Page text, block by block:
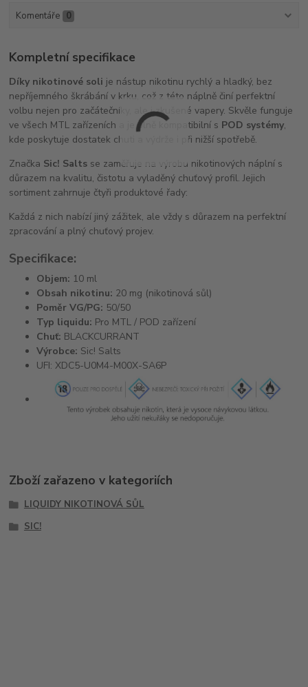
Komentáře 0
Kompletní specifikace
Díky nikotinové soli je nástup nikotinu rychlý a hladký, bez
nepříjemného škrábání v krku, což z této náplně činí perfektní
volbu nejen pro začátečníky, ale i zkušené vapery. Skvěle funguje
ve všech MTL zařízeních a je plně kompatibilní s POD systémy,
kde poskytuje dostatek chuti a výdrže i při nižší spotřebě.
Značka Sic! Salts se zaměřuje na výrobu nikotinových náplní s
důrazem na kvalitu, čistotu a vyladěný chuťový profil. Jejich
sortiment zahrnuje čtyři produktové řady:
Každá z nich nabízí jiný zážitek, ale vždy s důrazem na perfektní
zpracování a plný chuťový projev.
Specifikace:
Objem: 10 ml
Obsah nikotinu: 20 mg (nikotinová sůl)
Poměr VG/PG: 50/50
Typ liquidu: Pro MTL / POD zařízení
Chuť: BLACKCURRANT
Výrobce: Sic! Salts
UFI: XDC5-U0M4-M00X-SA6P
Zboží zařazeno v kategoriích
LIQUIDY NIKOTINOVÁ SŮL
SIC!